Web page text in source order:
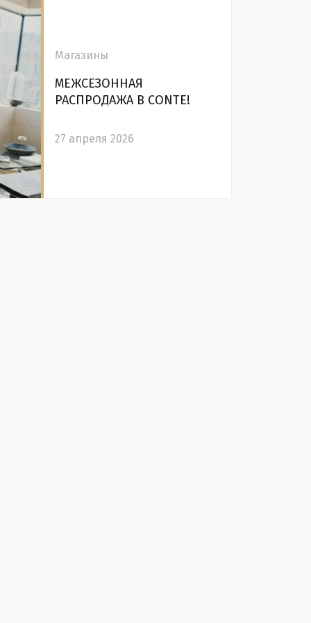
Магазины
МЕЖСЕЗОННАЯ
РАСПРОДАЖА В CONTE!
27 апреля 2026